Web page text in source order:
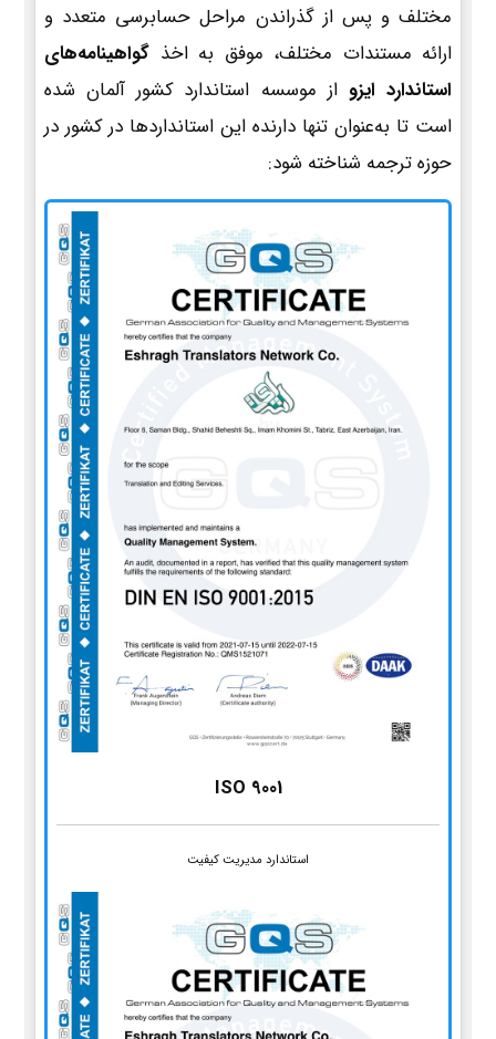
مختلف و پس از گذراندن مراحل حسابرسی متعدد و
ارائه مستندات مختلف، موفق به اخذ گواهینامه‌های
استاندارد ایزو از موسسه استاندارد کشور آلمان شده
است تا به‌عنوان تنها دارنده این استانداردها در کشور در
حوزه ترجمه شناخته شود:
ISO 9001
استاندارد مدیریت کیفیت